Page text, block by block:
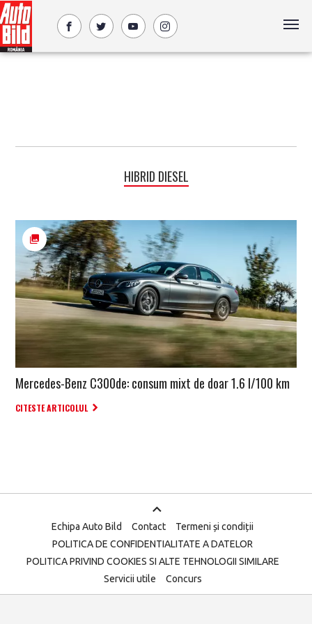
HIBRID DIESEL
Mercedes-Benz C300de: consum mixt de doar 1.6 l/100 km
CITESTE ARTICOLUL
Echipa Auto Bild Contact
Termeni și condiții
POLITICA DE CONFIDENTIALITATE A DATELOR
POLITICA PRIVIND COOKIES SI ALTE TEHNOLOGII SIMILARE
Servicii utile
Concurs